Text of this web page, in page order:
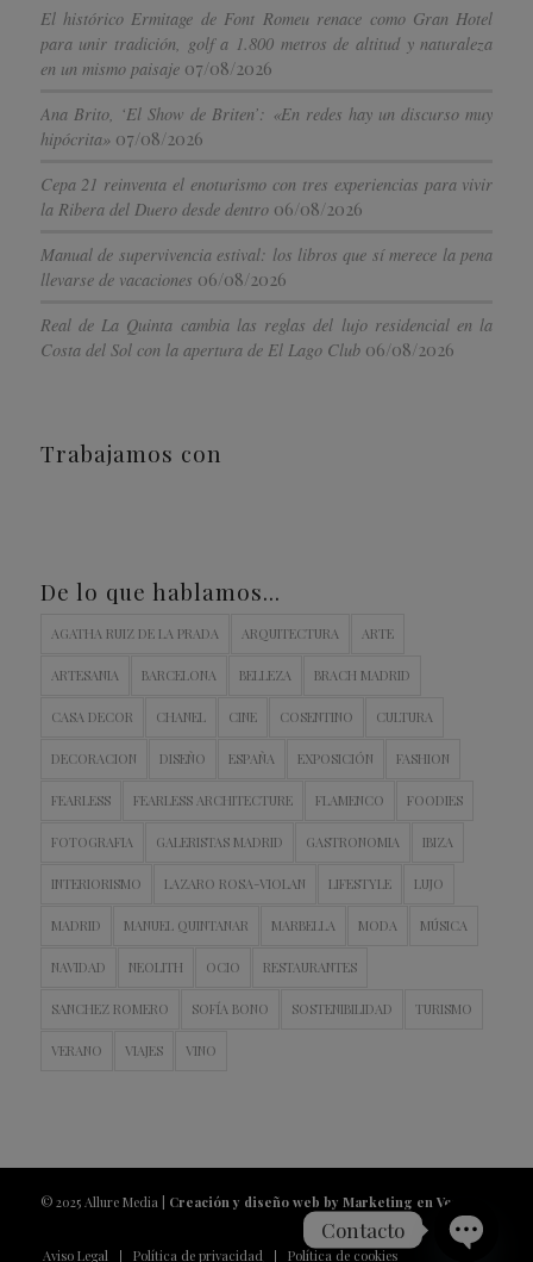
El histórico Ermitage de Font Romeu renace como Gran Hotel
para unir tradición, golf a 1.800 metros de altitud y naturaleza
en un mismo paisaje 07/08/2026
Ana Brito, ‘El Show de Briten’: «En redes hay un discurso muy
hipócrita» 07/08/2026
Cepa 21 reinventa el enoturismo con tres experiencias para vivir
la Ribera del Duero desde dentro 06/08/2026
Manual de supervivencia estival: los libros que sí merece la pena
llevarse de vacaciones 06/08/2026
Real de La Quinta cambia las reglas del lujo residencial en la
Costa del Sol con la apertura de El Lago Club 06/08/2026
Trabajamos con
De lo que hablamos…
AGATHA RUIZ DE LA PRADA ARQUITECTURA ARTE
ARTESANIA BARCELONA BELLEZA BRACH MADRID
CASA DECOR CHANEL CINE COSENTINO CULTURA
DECORACION DISEÑO ESPAÑA EXPOSICIÓN FASHION
FEARLESS FEARLESS ARCHITECTURE FLAMENCO FOODIES
FOTOGRAFIA GALERISTAS MADRID GASTRONOMIA IBIZA
INTERIORISMO LAZARO ROSA-VIOLAN LIFESTYLE LUJO
MADRID MANUEL QUINTANAR MARBELLA MODA MÚSICA
NAVIDAD NEOLITH OCIO RESTAURANTES
SANCHEZ ROMERO SOFÍA BONO SOSTENIBILIDAD TURISMO
VERANO VIAJES VINO
© 2025 Allure Media | Creación y diseño web by Marketing en Vena
Aviso Legal Política de privacidad Política de cookies
Contacto